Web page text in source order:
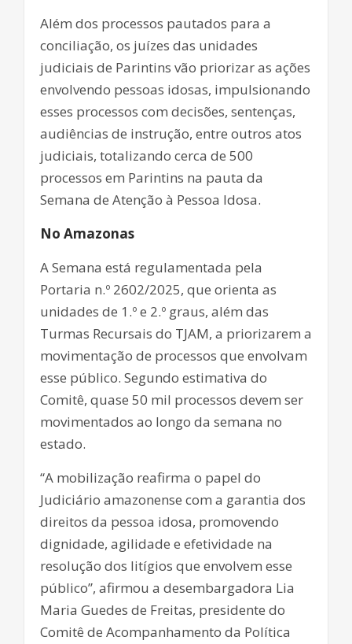
Além dos processos pautados para a
conciliação, os juízes das unidades
judiciais de Parintins vão priorizar as ações
envolvendo pessoas idosas, impulsionando
esses processos com decisões, sentenças,
audiências de instrução, entre outros atos
judiciais, totalizando cerca de 500
processos em Parintins na pauta da
Semana de Atenção à Pessoa Idosa.
No Amazonas
A Semana está regulamentada pela
Portaria n.º 2602/2025, que orienta as
unidades de 1.º e 2.º graus, além das
Turmas Recursais do TJAM, a priorizarem a
movimentação de processos que envolvam
esse público. Segundo estimativa do
Comitê, quase 50 mil processos devem ser
movimentados ao longo da semana no
estado.
“A mobilização reafirma o papel do
Judiciário amazonense com a garantia dos
direitos da pessoa idosa, promovendo
dignidade, agilidade e efetividade na
resolução dos litígios que envolvem esse
público”, afirmou a desembargadora Lia
Maria Guedes de Freitas, presidente do
Comitê de Acompanhamento da Política